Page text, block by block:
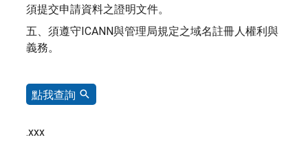
須提交申請資料之證明文件。
五、須遵守ICANN與管理局規定之域名註冊人權利與
義務。
點我查詢
.xxx